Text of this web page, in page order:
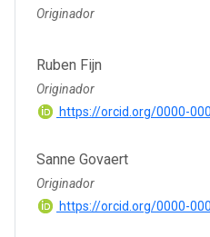
Originador
Ruben Fijn
Originador
https://orcid.org/0000-
Sanne Govaert
Originador
https://orcid.org/0000-